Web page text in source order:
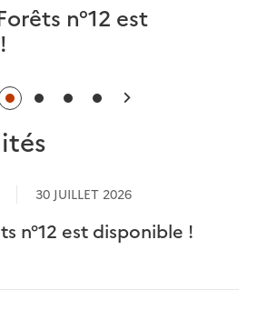
n°12 est
30 JUILLET 2026
n°12 est disponible !